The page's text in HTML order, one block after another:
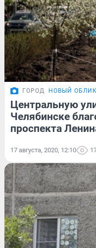
ГОРОД НОВЫЙ
Центральную
Челябинске
проспекта
17 августа, 2020, 12:10